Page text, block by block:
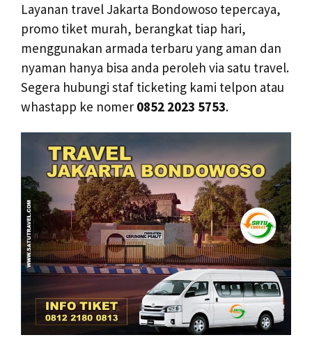
Layanan travel Jakarta Bondowoso tepercaya,
promo tiket murah, berangkat tiap hari,
menggunakan armada terbaru yang aman dan
nyaman hanya bisa anda peroleh via satu travel.
Segera hubungi staf ticketing kami telpon atau
whastapp ke nomer 0852 2023 5753.